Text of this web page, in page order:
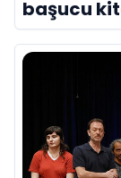
başucu
yerini aldı